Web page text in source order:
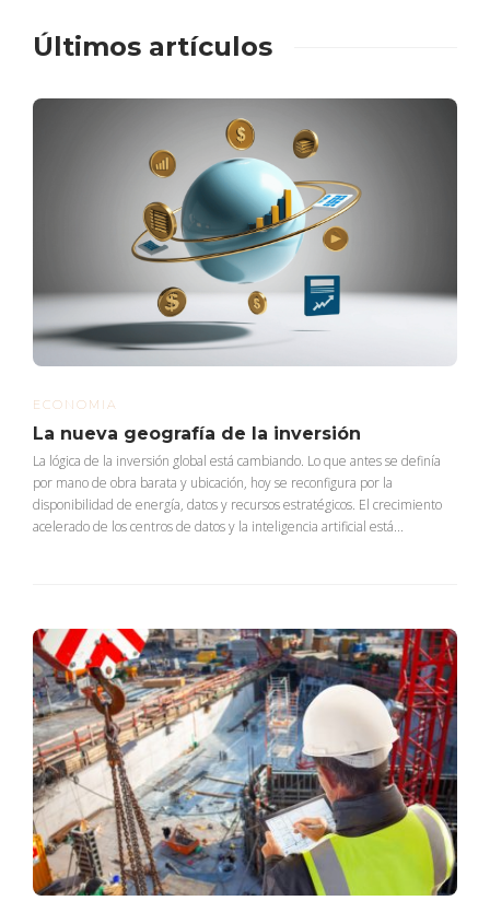
Últimos artículos
ECONOMIA
La nueva geografía de la inversión
La lógica de la inversión global está cambiando. Lo que antes se definía
por mano de obra barata y ubicación, hoy se reconfigura por la
disponibilidad de energía, datos y recursos estratégicos. El crecimiento
acelerado de los centros de datos y la inteligencia artificial está...